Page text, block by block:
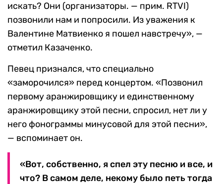
искать? Они (организаторы. — прим. RTVI)
позвонили нам и попросили. Из уважения к
Валентине Матвиенко я пошел навстречу», —
отметил Казаченко.
Певец признался, что специально
«заморочился» перед концертом. «Позвонил
первому аранжировщику и единственному
аранжировщику этой песни, спросил, нет ли у
него фонограммы минусовой для этой песни»,
— вспоминает он.
«Вот, собственно, я спел эту песню и все, и
что? В самом деле, некому было петь тогда